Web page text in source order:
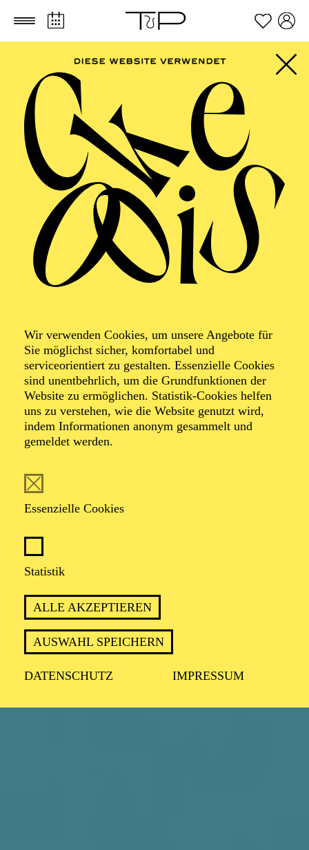
Zum Hauptinhalt springen Zum Footer springen
ALLE SPARTEN
Wir verwenden Cookies, um unsere Angebote für
Sie möglichst sicher, komfortabel und
serviceorientiert zu gestalten. Essenzielle Cookies
sind unentbehrlich, um die Grundfunktionen der
Website zu ermöglichen. Statistik-Cookies helfen
uns zu verstehen, wie die Website genutzt wird,
indem Informationen anonym gesammelt und
gemeldet werden.
Essenzielle Cookies
Statistik
ALLE AKZEPTIEREN
AUSWAHL SPEICHERN
DATENSCHUTZ IMPRESSUM
AALTO MUSIKTHEATER